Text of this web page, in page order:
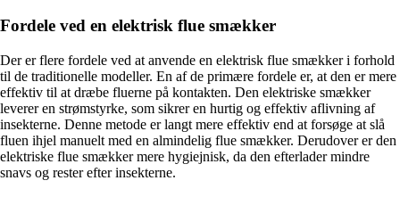
Fordele ved en elektrisk flue smækker
Der er flere fordele ved at anvende en elektrisk flue smækker i forhold
til de traditionelle modeller. En af de primære fordele er, at den er mere
effektiv til at dræbe fluerne på kontakten. Den elektriske smækker
leverer en strømstyrke, som sikrer en hurtig og effektiv aflivning af
insekterne. Denne metode er langt mere effektiv end at forsøge at slå
fluen ihjel manuelt med en almindelig flue smækker. Derudover er den
elektriske flue smækker mere hygiejnisk, da den efterlader mindre
snavs og rester efter insekterne.